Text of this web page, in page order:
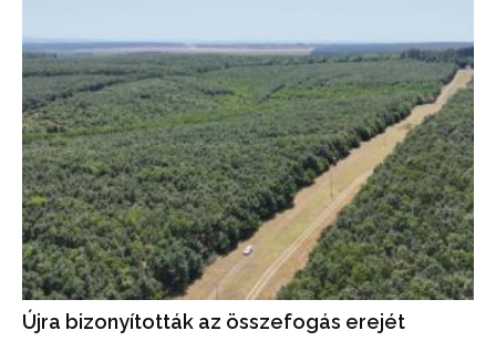
Újra bizonyították az összefogás erejét